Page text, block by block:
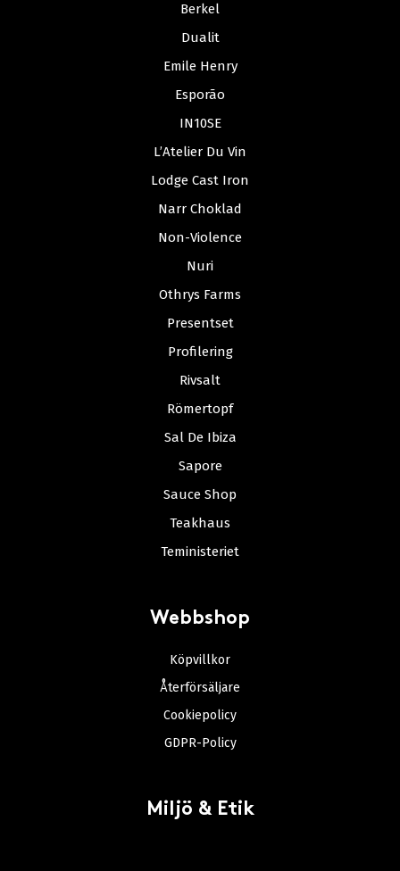
Berkel
Dualit
Emile Henry
Esporão
IN10SE
L’Atelier Du Vin
Lodge Cast Iron
Narr Choklad
Non-Violence
Nuri
Othrys Farms
Presentset
Profilering
Rivsalt
Römertopf
Sal De Ibiza
Sapore
Sauce Shop
Teakhaus
Teministeriet
Webbshop
Köpvillkor
Återförsäljare
Cookiepolicy
GDPR-Policy
Miljö & Etik